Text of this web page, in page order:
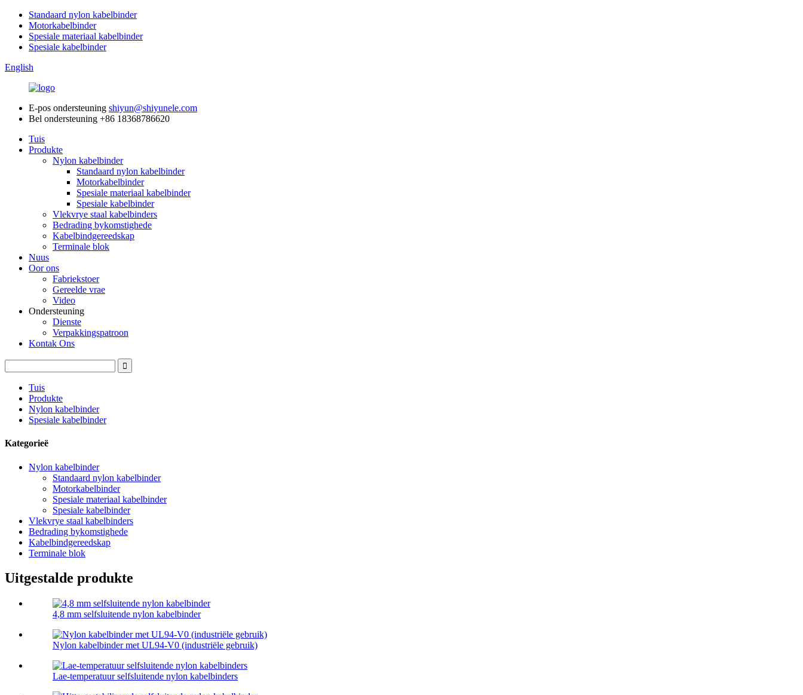
Standaard nylon kabelbinder
Motorkabelbinder
Spesiale materiaal kabelbinder
Spesiale kabelbinder
English
E-pos ondersteuning shiyun@shiyunele.com
Bel ondersteuning +86 18368786620
Tuis
Produkte
Nylon kabelbinder
Standaard nylon kabelbinder
Motorkabelbinder
Spesiale materiaal kabelbinder
Spesiale kabelbinder
Vlekvrye staal kabelbinders
Bedrading bykomstighede
Kabelbindgereedskap
Terminale blok
Nuus
Oor ons
Fabriekstoer
Gereelde vrae
Video
Ondersteuning
Dienste
Verpakkingspatroon
Kontak Ons
Tuis
Produkte
Nylon kabelbinder
Spesiale kabelbinder
Kategorieë
Nylon kabelbinder
Standaard nylon kabelbinder
Motorkabelbinder
Spesiale materiaal kabelbinder
Spesiale kabelbinder
Vlekvrye staal kabelbinders
Bedrading bykomstighede
Kabelbindgereedskap
Terminale blok
Uitgestalde produkte
4,8 mm selfsluitende nylon kabelbinder
Nylon kabelbinder met UL94-V0 (industriële gebruik)
Lae-temperatuur selfsluitende nylon kabelbinders